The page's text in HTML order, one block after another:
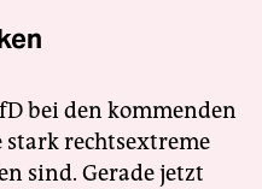
bei den kommenden
stark rechtsextreme
sind. Gerade jetzt